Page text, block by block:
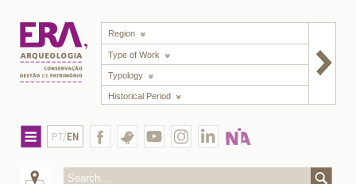
Region
Type of Work
Typology
Historical Period
PT/EN